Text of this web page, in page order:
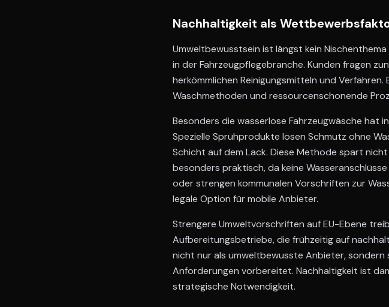
Nachhaltigkeit als
Umweltbewusstsein ist längst kein
in der Fahrzeugpflegebranche. Kunden fragen
herkömmlichen Reinigungsmitteln und
Waschmethoden und ressourcenschonende
Besonders die wasserlose Fahrzeugwäsche hat
Spezielle Sprühprodukte lösen Schmutz ohne
Schicht auf dem Lack. Diese Methode spart
besonders praktisch, da keine
oder strengen kommunalen Vorschriften zur
legale Option für mobile Anbieter.
Strengere Umweltvorschriften auf EU-Ebene
Aufbereitungsbetriebe, die frühzeitig auf
nicht nur als umweltbewusste Anbieter,
Anforderungen vorbereitet. Nachhaltigkeit ist
strategische Notwendigkeit.